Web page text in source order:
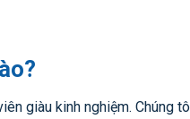
giàu kinh nghiệm. Chúng